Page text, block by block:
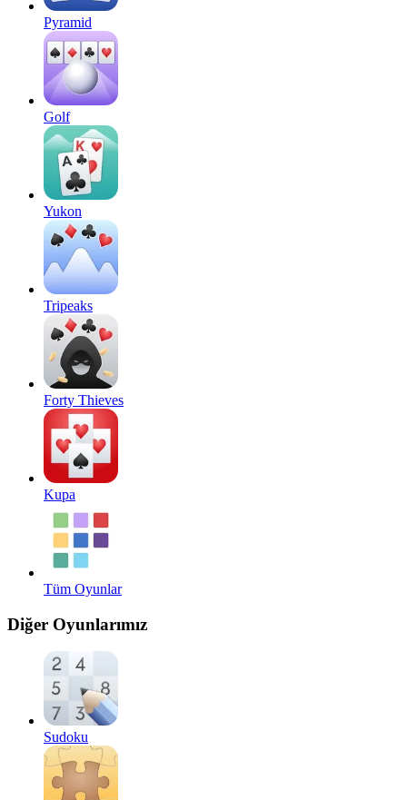
Pyramid
Golf
Yukon
Tripeaks
Forty Thieves
Kupa
Tüm Oyunlar
Diğer Oyunlarımız
Sudoku